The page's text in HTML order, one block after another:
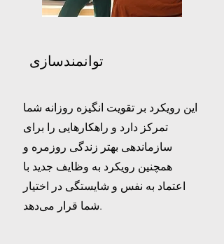
توانمندسازی
این رویکرد بر تقویت انگیزه روزانه شما
تمرکز دارد و راهکارهایی را برای
سازماندهی بهتر زندگی روزمره و
همچنین رویکرد به وظایف جدید با
اعتماد به نفس و شایستگی در اختیار
شما قرار می‌دهد.